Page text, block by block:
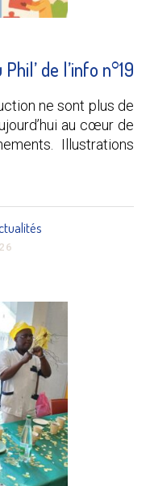
de l’info n°19
ne sont plus de
au cœur de
Illustrations